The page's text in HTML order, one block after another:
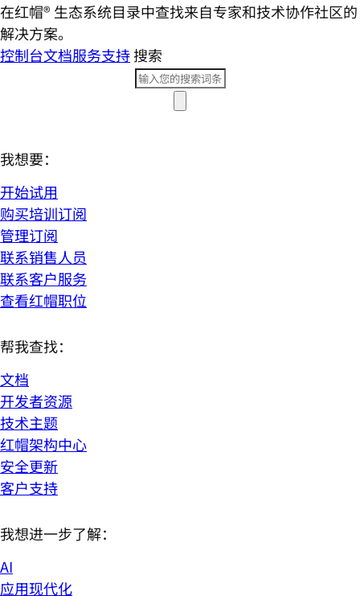
在红帽® 生态系统目录中查找来自专家和技术协作社区的
解决方案。
控制台文档服务支持搜索
我想要：
开始试用
购买培训订阅
管理订阅
联系销售人员
联系客户服务
查看红帽职位
帮我查找：
文档
开发者资源
技术主题
红帽架构中心
安全更新
客户支持
我想进一步了解：
AI
应用现代化